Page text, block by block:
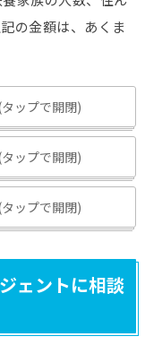
の金額は、あくま
ップで開閉)
ップで開閉)
ップで開閉)
ェントに相談